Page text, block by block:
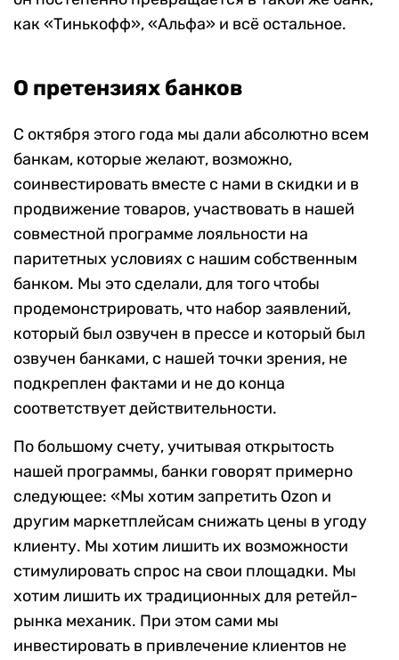
как «Тинькофф», «Альфа» и всё остальное.
О претензиях банков
С октября этого года мы дали абсолютно всем
банкам, которые желают, возможно,
соинвестировать вместе с нами в скидки и в
продвижение товаров, участвовать в нашей
совместной программе лояльности на
паритетных условиях с нашим собственным
банком. Мы это сделали, для того чтобы
продемонстрировать, что набор заявлений,
который был озвучен в прессе и который был
озвучен банками, с нашей точки зрения, не
подкреплен фактами и не до конца
соответствует действительности.
По большому счету, учитывая открытость
нашей программы, банки говорят примерно
следующее: «Мы хотим запретить Ozon и
другим маркетплейсам снижать цены в угоду
клиенту. Мы хотим лишить их возможности
стимулировать спрос на свои площадки. Мы
хотим лишить их традиционных для ретейл-
рынка механик. При этом сами мы
инвестировать в привлечение клиентов не